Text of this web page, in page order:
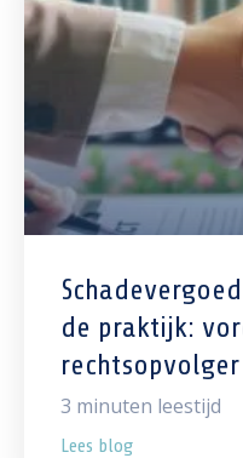
de praktijk:
rechtsopvolger
3 minuten leestijd
Lees blog